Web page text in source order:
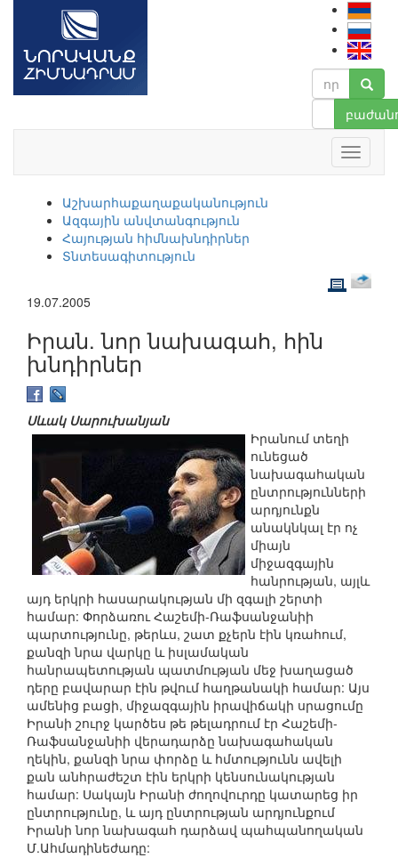
Աշխարհաքաղաքականություն
Ազգային անվտանգություն
Հայության հիմնախնդիրներ
Տնտեսագիտություն
19.07.2005
Իրան. նոր նախագահ, հին
խնդիրներ
Սևակ Սարուխանյան
Իրանում տեղի
ունեցած
նախագահական
ընտրությունների
արդյունքն
անակնկալ էր ոչ
միայն
միջազգային
հանրության, այլև
այդ երկրի հասարակության մի զգալի շերտի
համար: Փորձառու Հաշեմի-Ռաֆսանջանիի
պարտությունը, թերևս, շատ քչերն էին կռահում,
քանզի նրա վարկը և իսլամական
հանրապետության պատմության մեջ խաղացած
դերը բավարար էին թվում հաղթանակի համար: Այս
ամենից բացի, միջազգային իրավիճակի սրացումը
Իրանի շուրջ կարծես թե թելադրում էր Հաշեմի-
Ռաֆսանջանիի վերադարձը նախագահական
ղեկին, քանզի նրա փորձը և հմտությունն ավելի
քան անհրաժեշտ էին երկրի կենսունակության
համար: Սակայն Իրանի ժողովուրդը կատարեց իր
ընտրությունը, և այդ ընտրության արդյունքում
Իրանի նոր նախագահ դարձավ պահպանողական
Մ.Ահմադինեժադը: